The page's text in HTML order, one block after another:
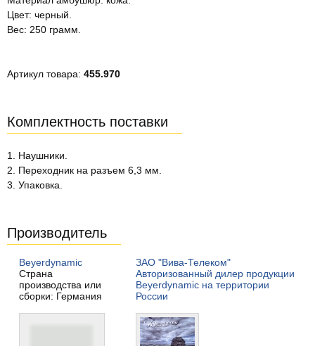
Цвет: черный.
Вес: 250 грамм.
Артикул товара: 455.970
Комплектность поставки
1. Наушники.
2. Переходник на разъем 6,3 мм.
3. Упаковка.
Производитель
Beyerdynamic
Страна
производства или
сборки: Германия
ЗАО "Вива-Телеком"
Авторизованный дилер продукции
Beyerdynamic на территории
России